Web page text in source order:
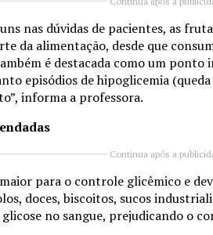
nas dúvidas de pacientes, as
da alimentação, desde que
é destacada como um
episódios de hipoglicemia
informa a professora.
Continua após a
para o controle glicêmico e
doces, biscoitos, sucos
no sangue, prejudicando o